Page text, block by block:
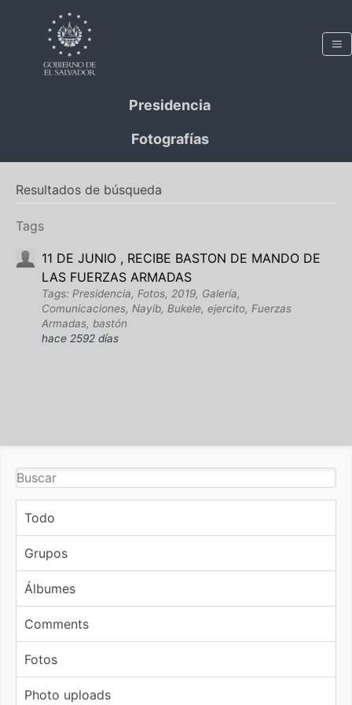
Presidencia
Fotografías
Resultados de búsqueda
Tags
11 DE JUNIO , RECIBE BASTON DE MANDO DE
LAS FUERZAS ARMADAS
Tags: Presidencia, Fotos, 2019, Galería,
Comunicaciones, Nayib, Bukele, ejercito, Fuerzas
Armadas, bastón
hace 2592 días
Todo
Grupos
Álbumes
Comments
Fotos
Photo uploads